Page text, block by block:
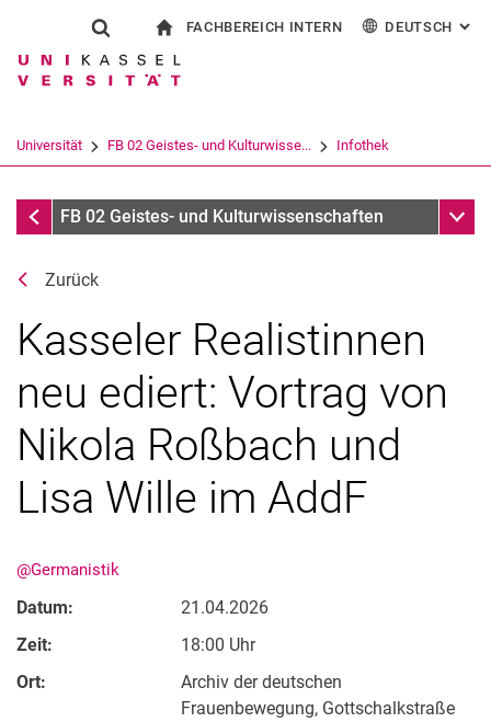
Springe direkt zu: Inhalt
Springe direkt zu: Suche
Springe direkt zu:
Suchformular
Suchbegriff
Suchen (öffnet externen Link in einem
FACHBEREICH INTERN DEUTSCH :
Universität FB 02 Geistes- und Kulturwisse... Infothek
TermineFB 02 Geistes- und Kulturwissenschaften
Zurück
Kasseler Realistinnen
neu ediert: Vortrag von
Nikola Roßbach und
Lisa Wille im AddF
@Germanistik
Datum:
21.04.2026
Zeit:
18:00 Uhr
Ort:
Archiv der deutschen
Frauenbewegung, Gottschalkstraße